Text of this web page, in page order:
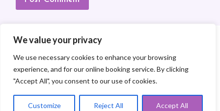
We value your privacy
We use necessary cookies to enhance your browsing
experience, and for our online booking service. By clicking
"Accept All", you consent to our use of cookies.
Customize Reject All Accept All
SONSTIGES